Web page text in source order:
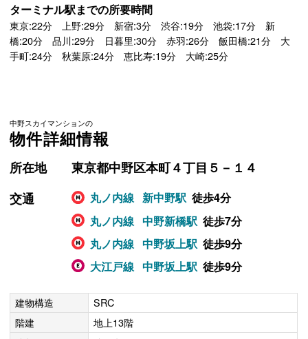
ターミナル駅までの所要時間
東京:22分 上野:29分 新宿:3分 渋谷:19分 池袋:17分 新
橋:20分 品川:29分 日暮里:30分 赤羽:26分 飯田橋:21分 大
手町:24分 秋葉原:24分 恵比寿:19分 大崎:25分
中野スカイマンションの
物件詳細情報
所在地
東京都中野区本町４丁目５－１４
交通
丸ノ内線 新中野駅 徒歩4分
丸ノ内線 中野新橋駅 徒歩7分
丸ノ内線 中野坂上駅 徒歩9分
大江戸線 中野坂上駅 徒歩9分
建物構造
SRC
階建
地上13階